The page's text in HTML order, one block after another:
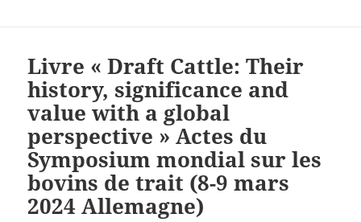
Livre « Draft Cattle: Their
history, significance and
value with a global
perspective » Actes du
Symposium mondial sur les
bovins de trait (8-9 mars
2024 Allemagne)